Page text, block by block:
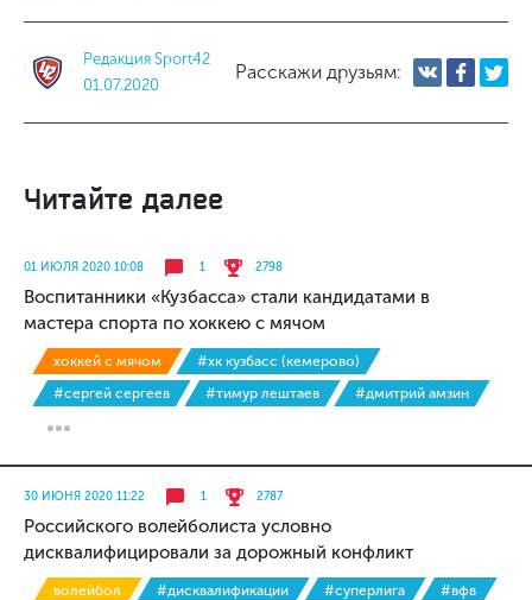
Редакция Sport42
01.07.2020
Расскажи друзьям:
Читайте далее
01 ИЮЛЯ 2020 10:08 1 2798
Воспитанники «Кузбасса» стали кандидатами в
мастера спорта по хоккею с мячом
хоккей с мячом
#хк кузбасс (кемерово)
#сергей сергеев
#тимур лештаев #дмитрий амзин
30 ИЮНЯ 2020 11:22 1 2787
Российского волейболиста условно
дисквалифицировали за дорожный конфликт
волейбол #дисквалификации #суперлига
#вфв